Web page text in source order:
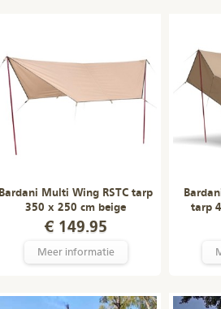
Bardani Multi Wing RSTC tarp
350 x 250 cm beige
€ 149.95
Meer informatie
tarp